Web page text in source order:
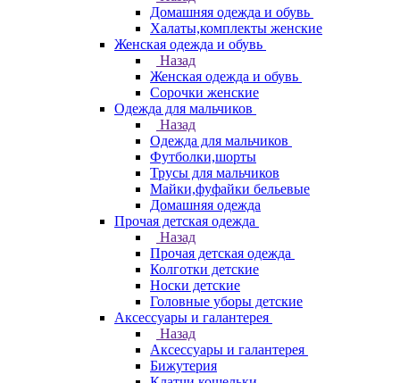
Домашняя одежда и обувь
Халаты,комплекты женские
Женская одежда и обувь
Назад
Женская одежда и обувь
Сорочки женские
Одежда для мальчиков
Назад
Одежда для мальчиков
Футболки,шорты
Трусы для мальчиков
Майки,фуфайки бельевые
Домашняя одежда
Прочая детская одежда
Назад
Прочая детская одежда
Колготки детские
Носки детские
Головные уборы детские
Аксессуары и галантерея
Назад
Аксессуары и галантерея
Бижутерия